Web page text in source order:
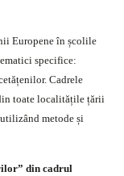
Europene în școlile
specifice:
Cadrele
toate localitățile țării
metode și
din cadrul